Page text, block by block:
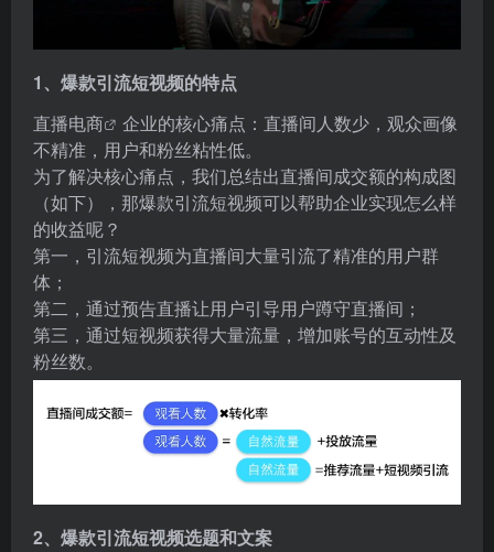
1、爆款引流短视频的特点
直播电商
企业的核心痛点：直播间人数少，观众画像
不精准，用户和粉丝粘性低。
为了解决核心痛点，我们总结出直播间成交额的构成图
（如下），那爆款引流短视频可以帮助企业实现怎么样
的收益呢？
第一，引流短视频为直播间大量引流了精准的用户群
体；
第二，通过预告直播让用户引导用户蹲守直播间；
第三，通过短视频获得大量流量，增加账号的互动性及
粉丝数。
2、爆款引流短视频选题和文案